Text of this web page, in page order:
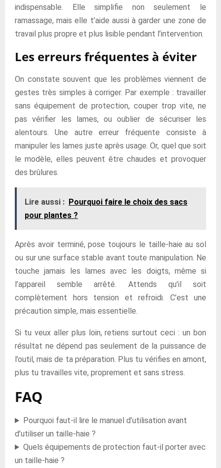
indispensable. Elle simplifie non seulement le
ramassage, mais elle t’aide aussi à garder une zone de
travail plus propre et plus lisible pendant l’intervention.
Les erreurs fréquentes à éviter
On constate souvent que les problèmes viennent de
gestes très simples à corriger. Par exemple : travailler
sans équipement de protection, couper trop vite, ne
pas vérifier les lames, ou oublier de sécuriser les
alentours. Une autre erreur fréquente consiste à
manipuler les lames juste après usage. Or, quel que soit
le modèle, elles peuvent être chaudes et provoquer
des brûlures.
Lire aussi : Pourquoi faire le choix des sacs
pour plantes ?
Après avoir terminé, pose toujours le taille-haie au sol
ou sur une surface stable avant toute manipulation. Ne
touche jamais les lames avec les doigts, même si
l’appareil semble arrêté. Attends qu’il soit
complètement hors tension et refroidi. C’est une
précaution simple, mais essentielle.
Si tu veux aller plus loin, retiens surtout ceci : un bon
résultat ne dépend pas seulement de la puissance de
l’outil, mais de ta préparation. Plus tu vérifies en amont,
plus tu travailles vite, proprement et sans stress.
FAQ
Pourquoi faut-il lire le manuel d’utilisation avant
d’utiliser un taille-haie ?
Quels équipements de protection faut-il porter avec
un taille-haie ?